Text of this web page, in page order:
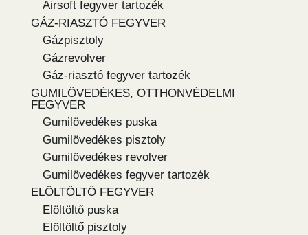
Airsoft fegyver tartozék
GÁZ-RIASZTÓ FEGYVER
Gázpisztoly
Gázrevolver
Gáz-riasztó fegyver tartozék
GUMILÖVEDÉKES, OTTHONVÉDELMI
FEGYVER
Gumilövedékes puska
Gumilövedékes pisztoly
Gumilövedékes revolver
Gumilövedékes fegyver tartozék
ELÖLTÖLTŐ FEGYVER
Elöltöltő puska
Elöltöltő pisztoly